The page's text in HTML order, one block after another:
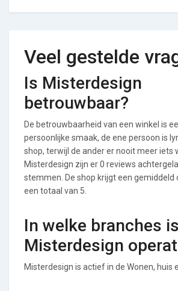
Veel gestelde
Is Misterdesign
betrouwbaar?
De betrouwbaarheid van een winkel is
persoonlijke smaak, de ene persoon is
shop, terwijl de ander er nooit meer iets
Misterdesign zijn er 0 reviews
stemmen. De shop krijgt een gemiddeld
een totaal van 5.
In welke branches is
Misterdesign
Misterdesign is actief in de Wonen, huis